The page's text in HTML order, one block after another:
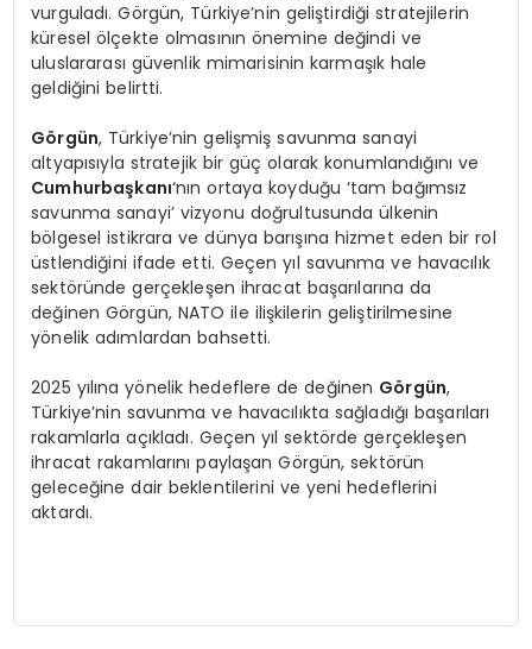
vurguladı. Görgün, Türkiye’nin geliştirdiği stratejilerin
küresel ölçekte olmasının önemine değindi ve
uluslararası güvenlik mimarisinin karmaşık hale
geldiğini belirtti.
Görgün, Türkiye’nin gelişmiş savunma sanayi
altyapısıyla stratejik bir güç olarak konumlandığını ve
Cumhurbaşkanı‘nın ortaya koyduğu ‘tam bağımsız
savunma sanayi’ vizyonu doğrultusunda ülkenin
bölgesel istikrara ve dünya barışına hizmet eden bir rol
üstlendiğini ifade etti. Geçen yıl savunma ve havacılık
sektöründe gerçekleşen ihracat başarılarına da
değinen Görgün, NATO ile ilişkilerin geliştirilmesine
yönelik adımlardan bahsetti.
2025 yılına yönelik hedeflere de değinen Görgün,
Türkiye’nin savunma ve havacılıkta sağladığı başarıları
rakamlarla açıkladı. Geçen yıl sektörde gerçekleşen
ihracat rakamlarını paylaşan Görgün, sektörün
geleceğine dair beklentilerini ve yeni hedeflerini
aktardı.